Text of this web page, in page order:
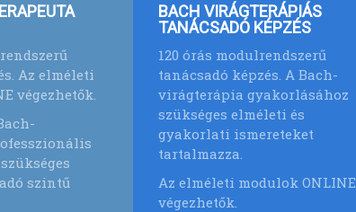
Az elméleti
végezhetők.
szintű
BACH VIRÁGTERÁPIÁS
TANÁCSADÓ KÉPZÉS
120 órás modulrendszerű
tanácsadó képzés. A Bach-
virágterápia gyakorlásához
szükséges elméleti és
gyakorlati ismereteket
tartalmazza.
Az elméleti modulok ONLINE
végezhetők.